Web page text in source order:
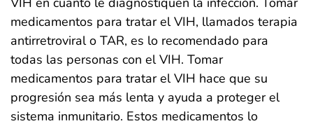
medicamentos para tratar el VIH, llamados terapia
antirretroviral o TAR, es lo recomendado para
todas las personas con el VIH. Tomar
medicamentos para tratar el VIH hace que su
progresión sea más lenta y ayuda a proteger el
sistema inmunitario. Estos medicamentos lo